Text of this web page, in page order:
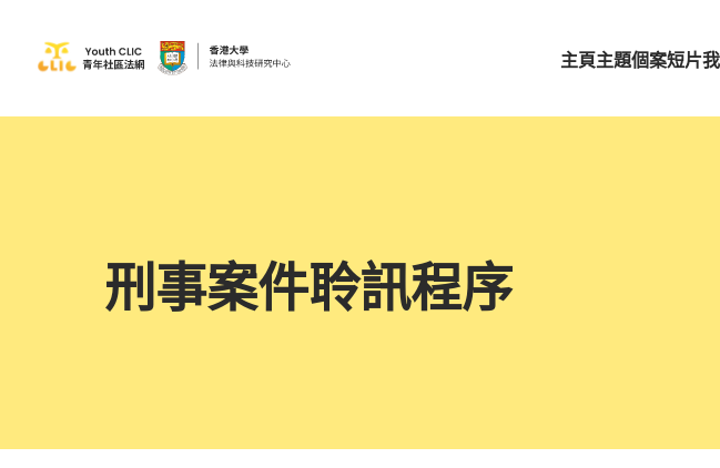
主頁主題個案短片
刑事案件聆訊程序